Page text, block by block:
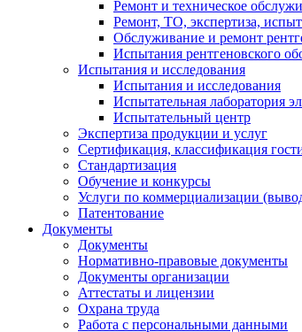
Ремонт и техническое
Ремонт, ТО, экспертиза,
Обслуживание и ремонт
Испытания рентгеновского
Испытания и исследования
Испытания и исследования
Испытательная лаборатория
Испытательный центр
Экспертиза продукции и услуг
Сертификация, классификация
Стандартизация
Обучение и конкурсы
Услуги по коммерциализации
Патентование
Документы
Документы
Нормативно-правовые документы
Документы организации
Аттестаты и лицензии
Охрана труда
Работа с персональными данными